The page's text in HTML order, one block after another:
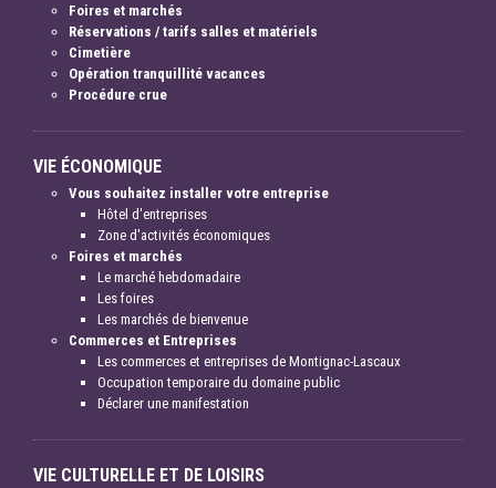
Foires et marchés
Réservations / tarifs salles et matériels
Cimetière
Opération tranquillité vacances
Procédure crue
VIE ÉCONOMIQUE
Vous souhaitez installer votre entreprise
Hôtel d'entreprises
Zone d'activités économiques
Foires et marchés
Le marché hebdomadaire
Les foires
Les marchés de bienvenue
Commerces et Entreprises
Les commerces et entreprises de Montignac-Lascaux
Occupation temporaire du domaine public
Déclarer une manifestation
VIE CULTURELLE ET DE LOISIRS